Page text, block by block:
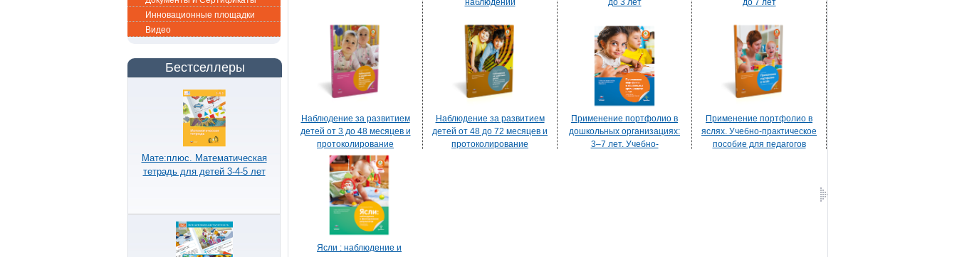
Инновационные площадки
Видео
Бестселлеры
Мате:плюс. Математическая
тетрадь для детей 3-4-5 лет
наблюдений
до 3 лет
до 7 лет
Наблюдение за развитием
детей от 3 до 48 месяцев и
протоколирование
результатов. Учебно-
практическое пособие для
педагогов дошкольного
образования
Наблюдение за развитием
детей от 48 до 72 месяцев и
протоколирование
Применение портфолио в
дошкольных организациях:
3–7 лет. Учебно-
Применение портфолио в
яслях. Учебно-практическое
пособие для педагогов
Ясли : наблюдение и